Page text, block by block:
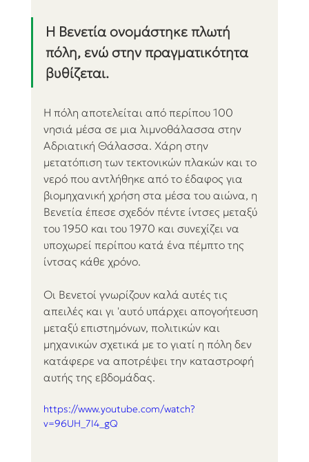
Η Βενετία ονομάστηκε πλωτή
πόλη, ενώ στην πραγματικότητα
βυθίζεται.
Η πόλη αποτελείται από περίπου 100
νησιά μέσα σε μια λιμνοθάλασσα στην
Αδριατική Θάλασσα. Χάρη στην
μετατόπιση των τεκτονικών πλακών και το
νερό που αντλήθηκε από το έδαφος για
βιομηχανική χρήση στα μέσα του αιώνα, η
Βενετία έπεσε σχεδόν πέντε ίντσες μεταξύ
του 1950 και του 1970 και συνεχίζει να
υποχωρεί περίπου κατά ένα πέμπτο της
ίντσας κάθε χρόνο.
Οι Βενετοί γνωρίζουν καλά αυτές τις
απειλές και γι 'αυτό υπάρχει απογοήτευση
μεταξύ επιστημόνων, πολιτικών και
μηχανικών σχετικά με το γιατί η πόλη δεν
κατάφερε να αποτρέψει την καταστροφή
αυτής της εβδομάδας.
https://www.youtube.com/watch?
v=96UH_7I4_gQ